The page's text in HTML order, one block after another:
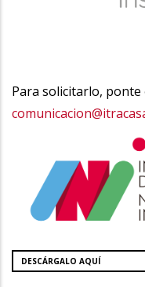
Para solicitarlo, ponte
DESCÁRGALO AQUÍ